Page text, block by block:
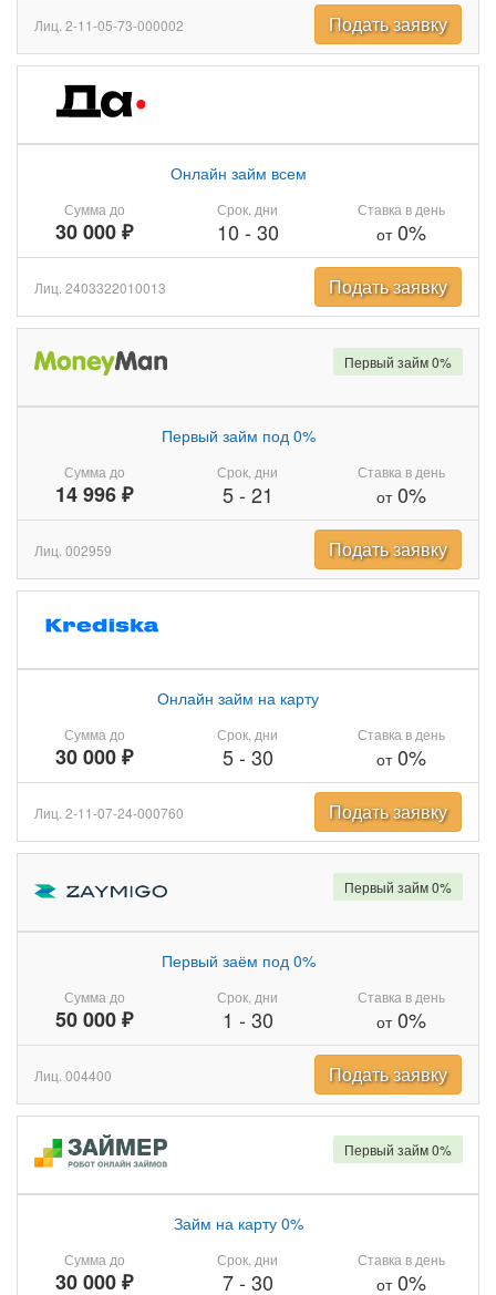
Лиц. 2-11-05-73-000002 Подать заявку
Сумма до
30 000 ₽
Онлайн займ всем
Срок, дни
10 - 30
Ставка в день
от0%
Лиц. 2403322010013 Подать заявку
Сумма до
14 996 ₽
Первый займ под 0%
Срок, дни
5- 21
Ставка в день
от0%
Первый займ 0%
Лиц. 002959 Подать заявку
Сумма до
30 000 ₽
Онлайн займ на карту
Срок, дни
5- 30
Ставка в день
от0%
Лиц. 2-11-07-24-000760 Подать заявку
Сумма до
50 000 ₽
Первый заём под 0%
Срок, дни
1 - 30
Ставка в день
от0%
Первый займ 0%
Лиц. 004400 Подать заявку
Сумма до
30 000 ₽
Займ на карту 0%
Срок, дни
7- 30
Ставка в день
от0%
Первый займ 0%